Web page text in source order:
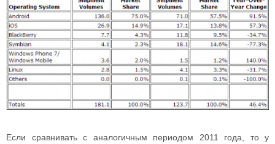
Если сравнивать с аналогичным периодом 2011 года, то у